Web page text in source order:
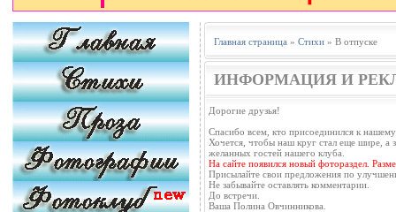
Главная страница » Стихи» В отпуске
ИНФОРМАЦИЯ И
Дорогие друзья!
Спасибо всем, кто присоединился к
Хочется, чтобы наш круг стал еще шире, а
желанных гостей нашего клуба.
На сайте появился новый фотораздел.
Присылайте свои предложения по
Не забывайте оставлять комментарии.
До встречи.
Ваша Полина Овчинникова.